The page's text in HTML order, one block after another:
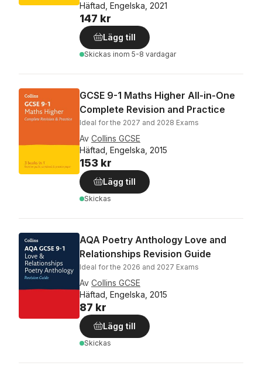
Häftad, Engelska, 2021
147 kr
Lägg till
Skickas inom 5-8 vardagar
GCSE 9-1 Maths Higher All-in-One
Complete Revision and Practice
Ideal for the 2027 and 2028 Exams
Av Collins GCSE
Häftad, Engelska, 2015
153 kr
Lägg till
Skickas
AQA Poetry Anthology Love and
Relationships Revision Guide
Ideal for the 2026 and 2027 Exams
Av Collins GCSE
Häftad, Engelska, 2015
87 kr
Lägg till
Skickas